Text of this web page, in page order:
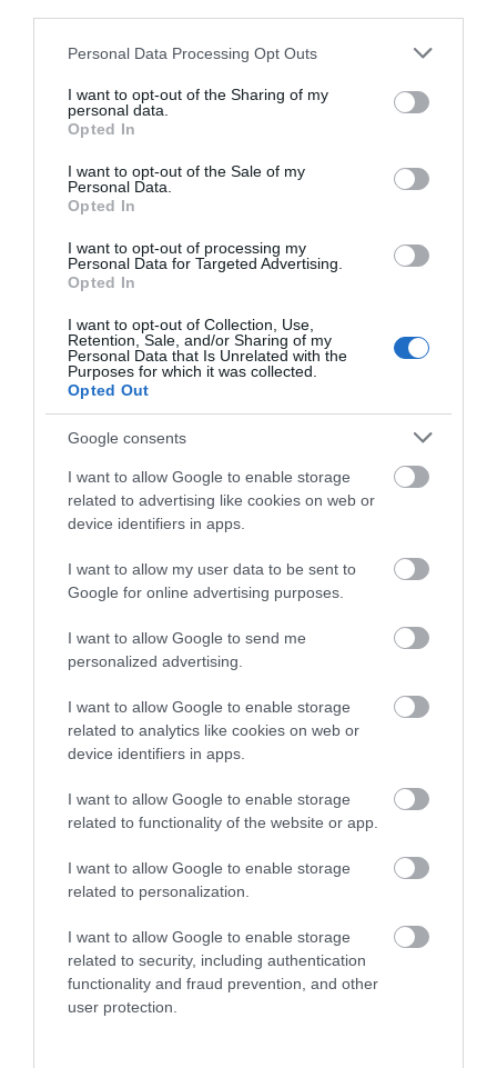
Please note that this website/app uses one or more Google
not limited to your visit or usage behaviour. You may click to
grant or deny consent to Google and its third-party tags to
use your data for below specified purposes in below Google
consent section.
Personal Data Processing Opt Outs
I want to opt-out of the Sharing of my
personal data.
Opted In
I want to opt-out of the Sale of my
Personal Data.
Opted In
I want to opt-out of processing my
Personal Data for Targeted Advertising.
Opted In
I want to opt-out of Collection, Use,
Retention, Sale, and/or Sharing of my
Personal Data that Is Unrelated with the
Purposes for which it was collected.
Opted Out
Google consents
I want to allow Google to enable storage
related to advertising like cookies on web or
device identifiers in apps.
I want to allow my user data to be sent to
Google for online advertising purposes.
I want to allow Google to send me
personalized advertising.
I want to allow Google to enable storage
related to analytics like cookies on web or
device identifiers in apps.
I want to allow Google to enable storage
related to functionality of the website or app.
I want to allow Google to enable storage
related to personalization.
I want to allow Google to enable storage
related to security, including authentication
functionality and fraud prevention, and other
user protection.
Συναγερμός στη Χαλκίδα: Γυναίκα
έπεσε από την Υψηλή Γέφυρα
06.08.2026 | 15:10
Στην ΑΑΔΕ ο Μητσοτάκης για το
myAGRO – Τι δήλωσε
06.08.2026 | 15:00
Φωτιά τώρα στη Σκύρο
Πασίγνωστο κοσμηματοπωλείο έπιασε
φωτιά στην Εύβοια
06.08.2026 | 14:45
Απόψε πάμε όλοι στα Άνω Στύρα της
Εύβοιας!
06.08.2026 | 14:30
Σε αυτή την περιοχή της Εύβοιας θα
γίνει σήμερα πανηγύρι
Έρχεται το 9ο Αλιβεριώτικο
Αντάμωμα! Πότε και πού θα γίνει
06.08.2026 | 14:00
Οταν ο Άγιος Ιωάννης ο Ρώσσος έσωσε
μια ολόκληρη περιοχή της Εύβοιας από
06.08.2026 | 13:45
Νεότερα για τη φωτιά σε εμπορικό
κατάστημα στη Χαλκίδα
Όλες οι τελευταίες ειδήσεις